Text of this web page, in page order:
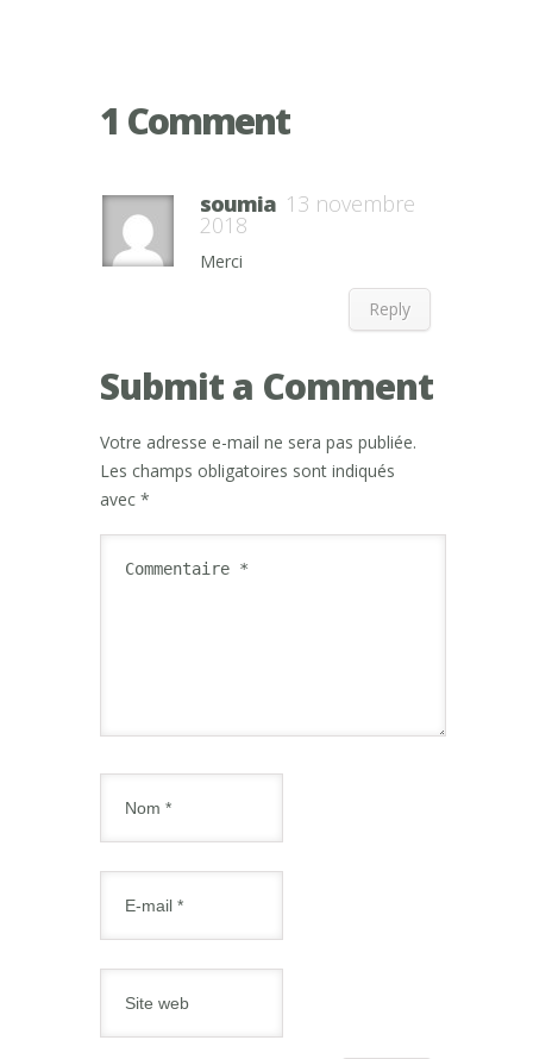
1 Comment
soumia 13 novembre
2018
Merci
Reply
Submit a Comment
Votre adresse e-mail ne sera pas publiée.
Les champs obligatoires sont indiqués
avec *